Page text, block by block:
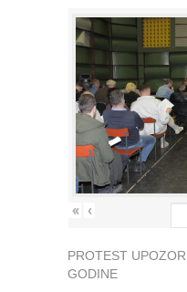
« ‹
PROTEST
GODINE